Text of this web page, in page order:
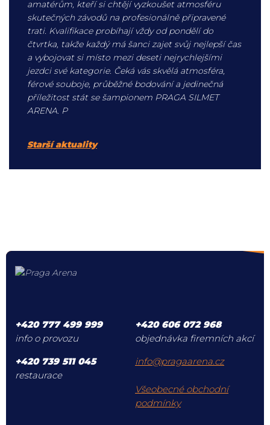
amatérům, kteří si chtějí vyzkoušet atmosféru
skutečných závodů na profesionálně připravené
trati. Kvalifikace probíhají vždy od pondělí do
čtvrtka, takže každý má šanci zajet svůj nejlepší čas
a vybojovat si místo mezi deseti nejrychlejšími
jezdci své kategorie. Čeká vás skvělá atmosféra,
férové souboje, průběžné bodování a jedinečná
příležitost stát se šampionem PRAGA SILMET
ARENA. P
Starší aktuality
+420 777 499 999
info o provozu
+420 739 511 045
restaurace
+420 606 072 968
objednávka firemních akcí
info@pragaarena.cz
Všeobecné obchodní
podmínky